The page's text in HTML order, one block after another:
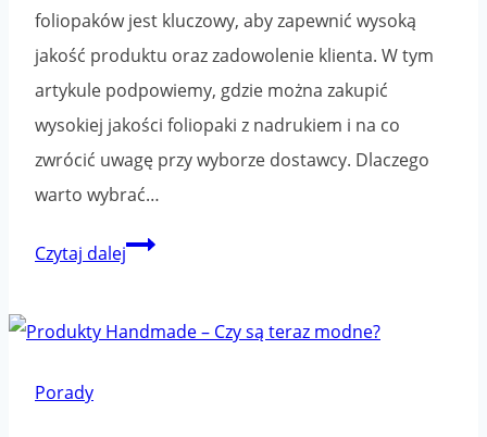
foliopaków jest kluczowy, aby zapewnić wysoką
jakość produktu oraz zadowolenie klienta. W tym
artykule podpowiemy, gdzie można zakupić
wysokiej jakości foliopaki z nadrukiem i na co
zwrócić uwagę przy wyborze dostawcy. Dlaczego
warto wybrać…
Czytaj dalejGdzie
Porady